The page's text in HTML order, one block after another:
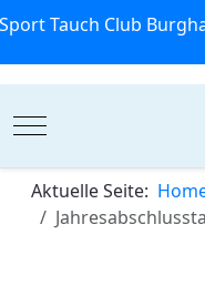
Sport Tauch Club
Mobile Menu Toggle
Aktuelle Seite: